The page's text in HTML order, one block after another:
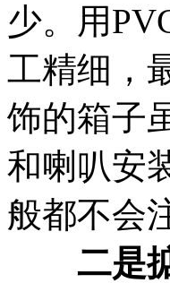
少。用
工精细，
饰的箱子
和喇叭安
般都不会
二是